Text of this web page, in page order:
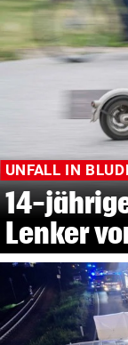
UNFALL IN
14-
Lenker